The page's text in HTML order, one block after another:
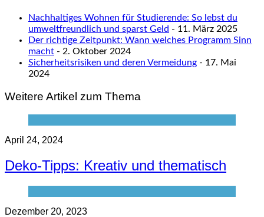
Nachhaltiges Wohnen für Studierende: So lebst du
umweltfreundlich und sparst Geld - 11. März 2025
Der richtige Zeitpunkt: Wann welches Programm Sinn
macht - 2. Oktober 2024
Sicherheitsrisiken und deren Vermeidung - 17. Mai
2024
Weitere Artikel zum Thema
April 24, 2024
Deko-Tipps: Kreativ und thematisch
Dezember 20, 2023